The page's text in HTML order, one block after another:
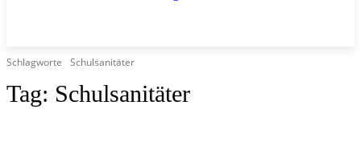
Schlagworte Schulsanitäter
Tag: Schulsanitäter